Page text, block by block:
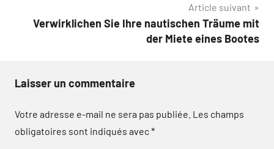
Article suivant
Verwirklichen Sie Ihre nautischen Träume mit
der Miete eines Bootes
Laisser un commentaire
Votre adresse e-mail ne sera pas publiée. Les champs
obligatoires sont indiqués avec*